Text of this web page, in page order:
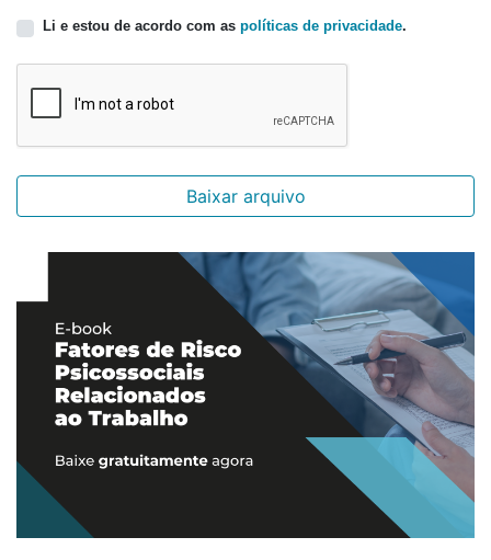
Li e estou de acordo com as políticas de privacidade.
Baixar arquivo